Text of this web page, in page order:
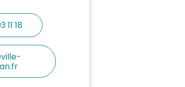
11 18